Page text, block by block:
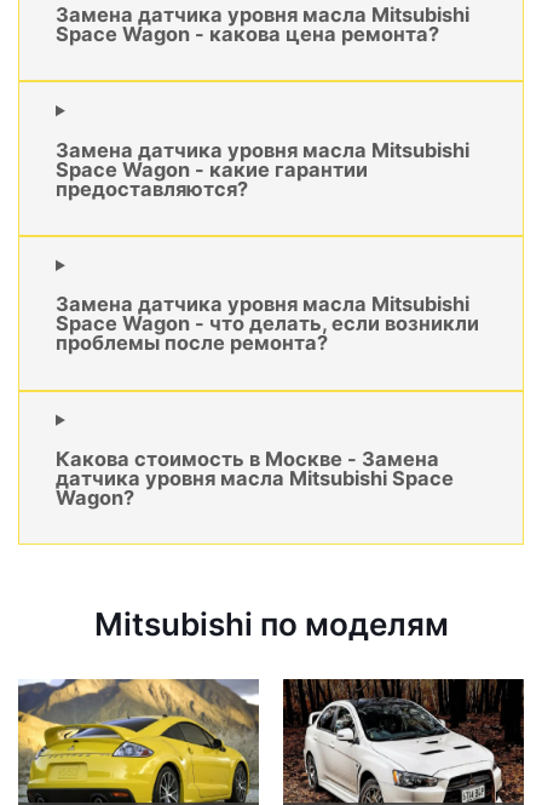
Замена датчика уровня масла Mitsubishi
Space Wagon - какова цена ремонта?
Замена датчика уровня масла Mitsubishi
Space Wagon - какие гарантии
предоставляются?
Замена датчика уровня масла Mitsubishi
Space Wagon - что делать, если возникли
проблемы после ремонта?
Какова стоимость в Москве - Замена
датчика уровня масла Mitsubishi Space
Wagon?
Mitsubishi по моделям